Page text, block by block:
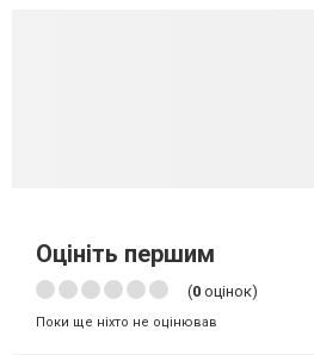
Оцініть першим
(0 оцінок)
Поки ще ніхто не оцінював